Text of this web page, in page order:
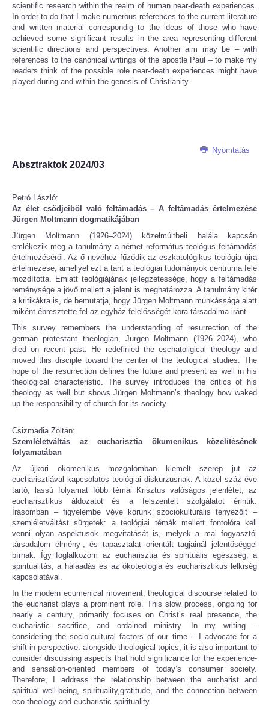
scientific research within the realm of human near-death experiences.
In order to do that I make numerous references to the current literature
and written material correspondig to the ideas of those who have
achieved some significant results in the area representing different
scientific directions and perspectives. Another aim may be – with
references to the canonical writings of the apostle Paul – to make my
readers think of the possible role near-death experiences might have
played during and within the genesis of Christianity.
Nyomtatás
Absztraktok 2024/03
Petró László:
Az élet csődjeiből való feltámadás – A feltámadás értelmezése
Jürgen Moltmann dogmatikájában
Jürgen Moltmann (1926–2024) közelmúltbeli halála kapcsán
emlékezik meg a tanulmány a német református teológus feltámadás
értelmezéséről. Az ő nevéhez fűződik az eszkatológikus teológia újra
értelmezése, amellyel ezt a tant a teológiai tudományok centruma felé
mozdította. Emiatt teológiájának jellegzetessége, hogy a feltámadás
reménysége a jövő mellett a jelent is meghatározza. A tanulmány kitér
a kritikákra is, de bemutatja, hogy Jürgen Moltmann munkássága alatt
miként ébresztette fel az egyház felelősségét kora társadalma iránt.
This survey remembers the understanding of resurrection of the
german protestant theologian, Jürgen Moltmann (1926–2024), who
died on recent past. He redefinied the eschatoligical theology and
moved this disciple toward the center of the teological studies. The
hope of the resurrection defines the future and present as well in his
theological characteristic. The survey introduces the critics of his
theology as well but shows Jürgen Moltmann’s theology how waked
up the responsibility of church for its society.
Csizmadia Zoltán:
Szemléletváltás az eucharisztia ökumenikus közelítésének
folyamatában
Az újkori ökomenikus mozgalomban kiemelt szerep jut az
eucharisztiával kapcsolatos teológiai diskurzusnak. A közel száz éve
tartó, lassú folyamat főbb témái Krisztus valóságos jelenlétét, az
eucharisztikus áldozatot és a felszentelt szolgálatot érintik.
Írásomban – figyelembe véve korunk szociokulturális tényezőit –
szemléletváltást sürgetek: a teológiai témák mellett fontolóra kell
venni olyan aspektusok megvitatását is, melyek a mai fogyasztói
társadalom élmény-, és tapasztalat orientált tagjainál jelentőséggel
bírnak. Így foglalkozom az eucharisztia és spirituális egészség, a
spiritualitás, a hálaadás és az ökoteológia és eucharisztikus lelkiség
kapcsolatával.
In the modern ecumenical movement, theological discourse related to
the eucharist plays a prominent role. This slow process, ongoing for
nearly a century, primarily focuses on Christ’s real presence, the
eucharistic sacrifice, and ordained ministry. In my writing –
considering the socio-cultural factors of our time – I advocate for a
shift in perspective: alongside theological topics, it is also important to
consider discussing aspects that hold significance for the experience-
and sensation-oriented members of today’s consumer society.
Therefore, I address the relationship between the eucharist and
spiritual well-being, spirituality,gratitude, and the connection between
eco-theology and eucharistic spirituality.